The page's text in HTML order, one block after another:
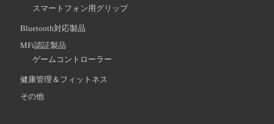
スマートフォン用グリップ
Bluetooth対応製品
MFi認証製品
ゲームコントローラー
健康管理＆フィットネス
その他